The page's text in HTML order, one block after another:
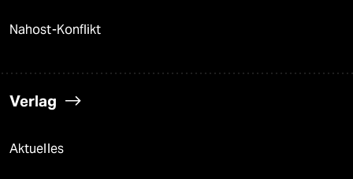
Nahost-Konflikt
Verlag
Aktuelles